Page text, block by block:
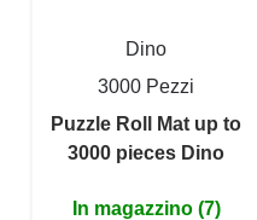
Dino
3000 Pezzi
Puzzle Roll Mat up to
3000 pieces Dino
In magazzino (7)